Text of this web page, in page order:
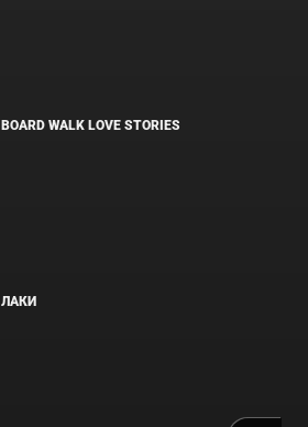
BOARD WALK LOVE STORIES
ЛАКИ